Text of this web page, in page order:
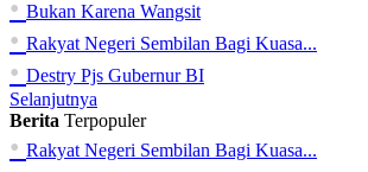
• Bukan Karena Wangsit
• Rakyat Negeri Sembilan Bagi Kuasa...
• Destry Pjs Gubernur BI
Selanjutnya
Berita Terpopuler
• Rakyat Negeri Sembilan Bagi Kuasa...